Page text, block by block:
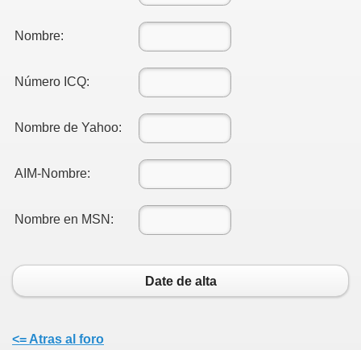
Nombre:
Número ICQ:
Nombre de Yahoo:
AIM-Nombre:
Nombre en MSN:
Date de alta
<= Atras al foro